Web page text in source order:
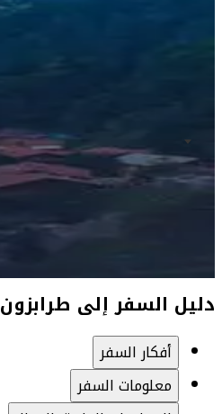
دليل السفر إلى طرابزون
أفكار السفر
معلومات السفر